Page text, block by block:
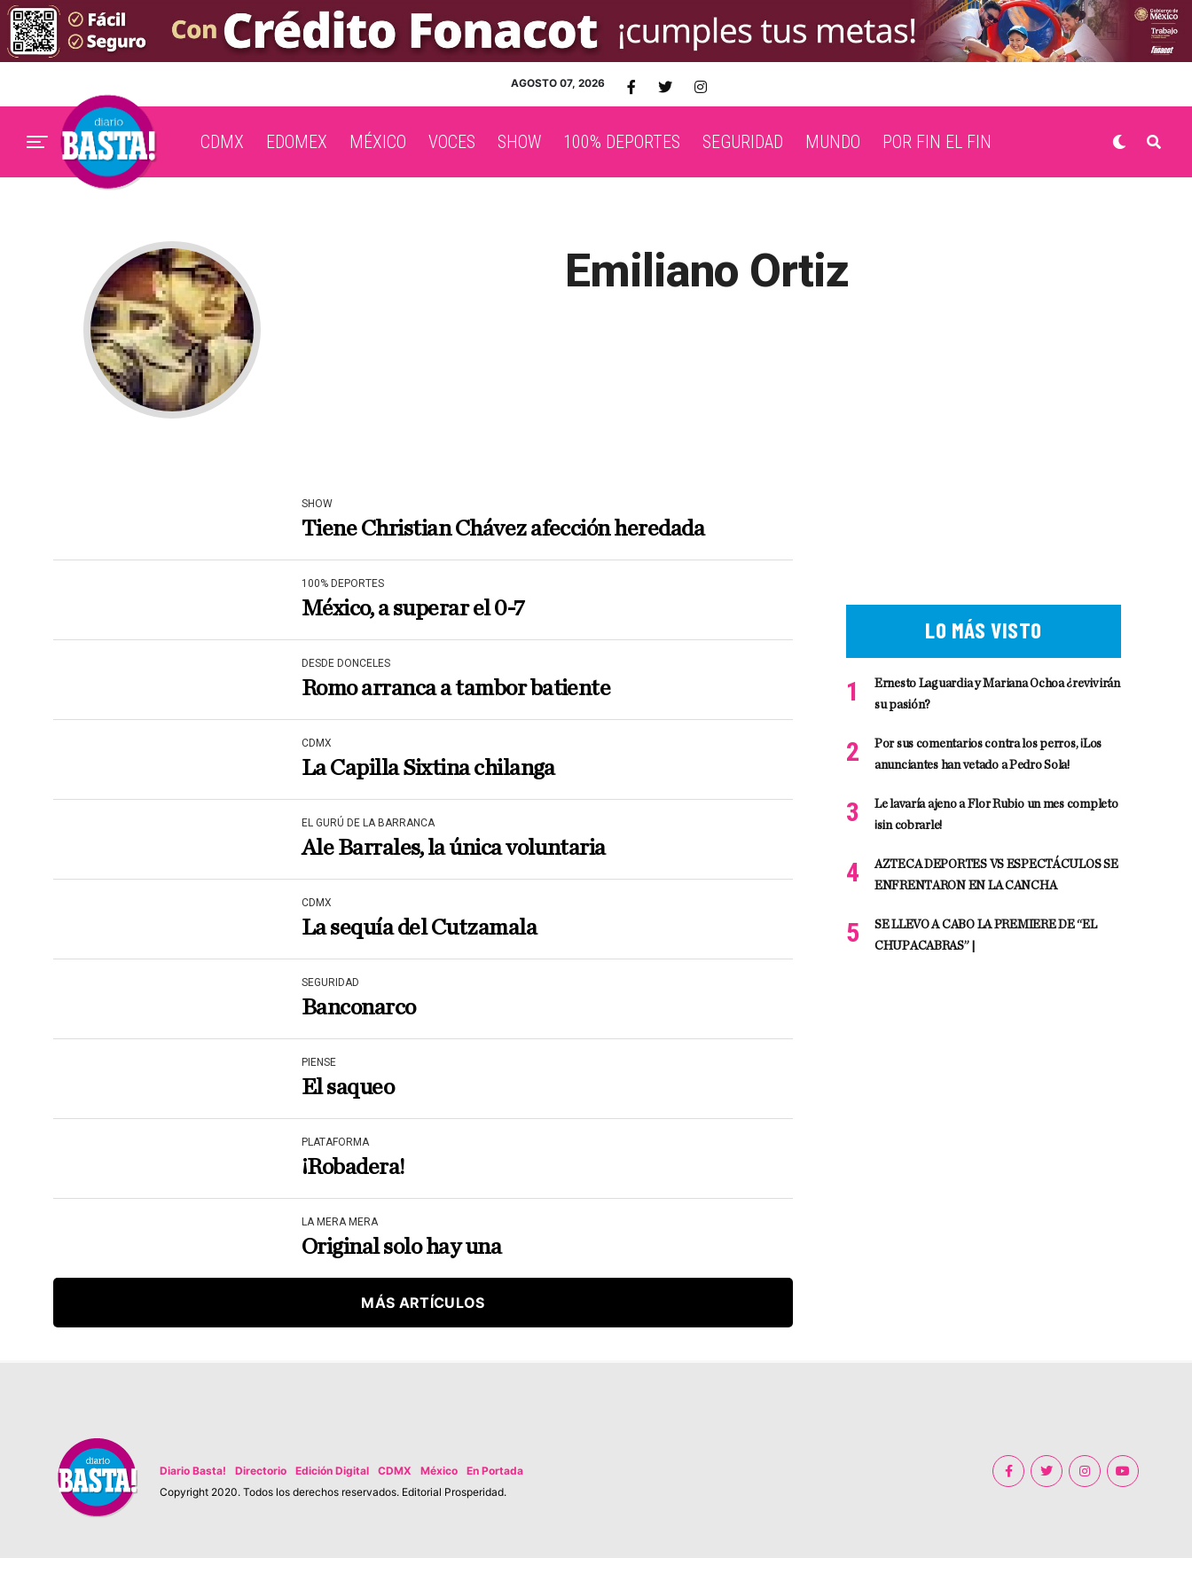
AGOSTO 07, 2026
CDMX EDOMEX MÉXICO VOCES SHOW 100% DEPORTES SEGURIDAD MUNDO POR FIN EL FIN
Emiliano Ortiz
SHOW
Tiene Christian Chávez afección heredada
100% DEPORTES
México, a superar el 0-7
DESDE DONCELES
Romo arranca a tambor batiente
CDMX
La Capilla Sixtina chilanga
EL GURÚ DE LA BARRANCA
Ale Barrales, la única voluntaria
CDMX
La sequía del Cutzamala
SEGURIDAD
Banconarco
PIENSE
El saqueo
PLATAFORMA
¡Robadera!
LA MERA MERA
Original solo hay una
MÁS ARTÍCULOS
LO MÁS VISTO
Ernesto Laguardia y Mariana Ochoa ¿revivirán
su pasión?
Por sus comentarios contra los perros, ¡Los
anunciantes han vetado a Pedro Sola!
Le lavaría ajeno a Flor Rubio un mes completo
¡sin cobrarle!
AZTECA DEPORTES VS ESPECTÁCULOS SE
ENFRENTARON EN LA CANCHA
SE LLEVO A CABO LA PREMIERE DE “EL
CHUPACABRAS” |
Diario Basta! Directorio Edición Digital CDMX México
En Portada
Copyright 2020. Todos los derechos reservados. Editorial Prosperidad.